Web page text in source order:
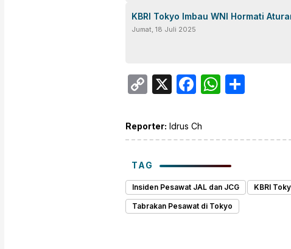
KBRI Tokyo Imbau WNI Hormati
Jumat, 18 Juli 2025
Copy
X Facebook
Reporter: Idrus Ch
TAG
Insiden Pesawat JAL dan JCG KBRI
Tabrakan Pesawat di Tokyo